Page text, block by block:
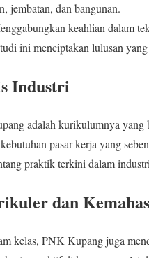
jembatan, dan bangunan.
keahlian dalam
ini menciptakan lulusan
Industri
adalah kurikulumnya
pasar kerja yang
praktik terkini dalam
dan
kelas, PNK Kupang juga